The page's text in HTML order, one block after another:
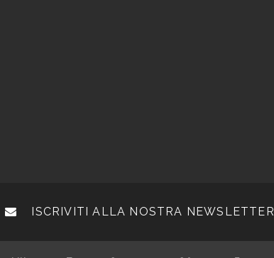
ISCRIVITI ALLA NOSTRA NEWSLETTER